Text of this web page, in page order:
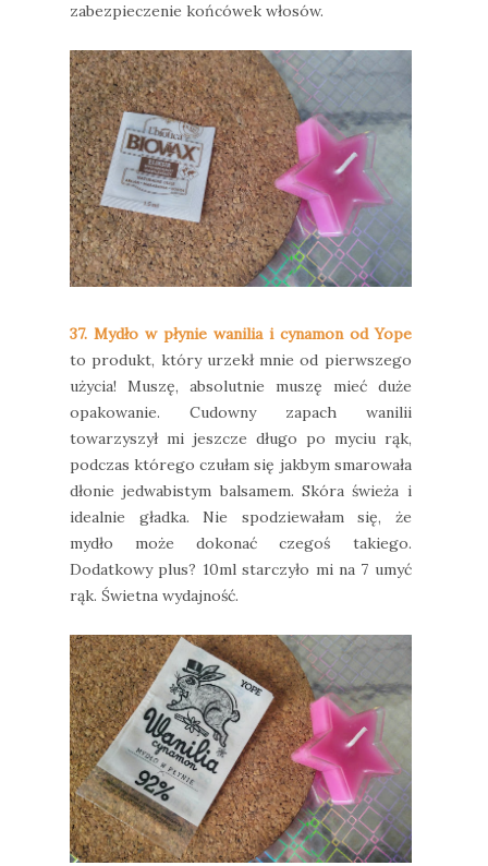
zabezpieczenie końcówek włosów.
37. Mydło w płynie wanilia i cynamon od Yope
to produkt, który urzekł mnie od pierwszego
użycia! Muszę, absolutnie muszę mieć duże
opakowanie. Cudowny zapach wanilii
towarzyszył mi jeszcze długo po myciu rąk,
podczas którego czułam się jakbym smarowała
dłonie jedwabistym balsamem. Skóra świeża i
idealnie gładka. Nie spodziewałam się, że
mydło może dokonać czegoś takiego.
Dodatkowy plus? 10ml starczyło mi na 7 umyć
rąk. Świetna wydajność.